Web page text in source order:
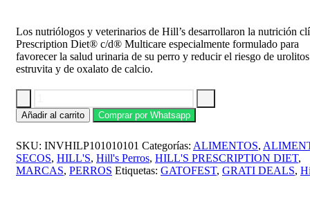
Los nutriólogos y veterinarios de Hill’s desarrollaron la nutrición
Prescription Diet® c/d® Multicare especialmente formulado para
favorecer la salud urinaria de su perro y reducir el riesgo de
estruvita y de oxalato de calcio.
Hills
PD
c/d
multicare
3.9kg
cantidad
Añadir al carrito Comprar por Whatsapp
SKU: INVHILP101010101 Categorías: ALIMENTOS,
SECOS, HILL'S, Hill's Perros, HILL'S PRESCRIPTION DIET,
MARCAS, PERROS Etiquetas: GATOFEST, GRATI DEALS,